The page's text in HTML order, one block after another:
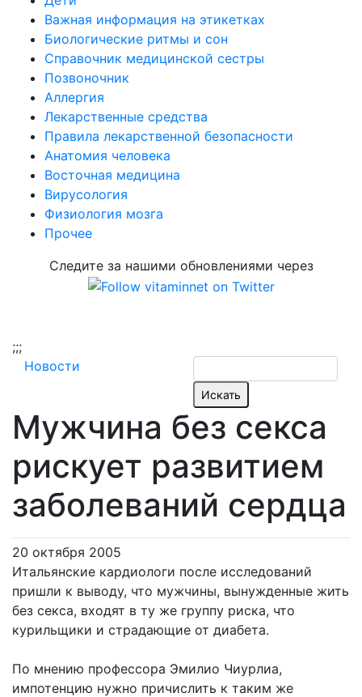
Важная информация на этикетках
Биологические ритмы и сон
Справочник медицинской сестры
Позвоночник
Аллергия
Лекарственные средства
Правила лекарственной безопасности
Aнатомия человека
Восточная медицина
Вирусология
Физиология мозга
Прочее
Следите за нашими обновлениями через
;;;
Новости
Мужчина без секса
рискует развитием
заболеваний сердца
20 октября 2005
Итальянские кардиологи после исследований
пришли к выводу, что мужчины, вынужденные жить
без секса, входят в ту же группу риска, что
курильщики и страдающие от диабета.
По мнению профессора Эмилио Чиурлиа,
импотенцию нужно причислить к таким же